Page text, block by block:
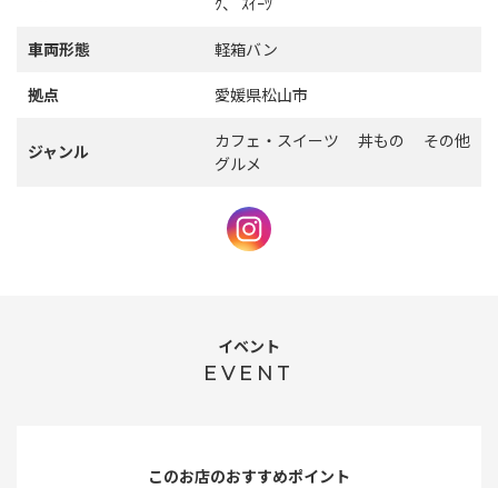
車両形態 軽箱バン
拠点 愛媛県松山市
ジャンル
カフェ・スイーツ 丼もの その他
グルメ
イベント
EVENT
このお店のおすすめポイント